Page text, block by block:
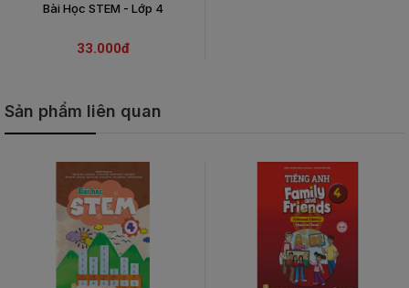
Bài Học STEM - Lớp 4
33.000đ
Sản phẩm liên quan